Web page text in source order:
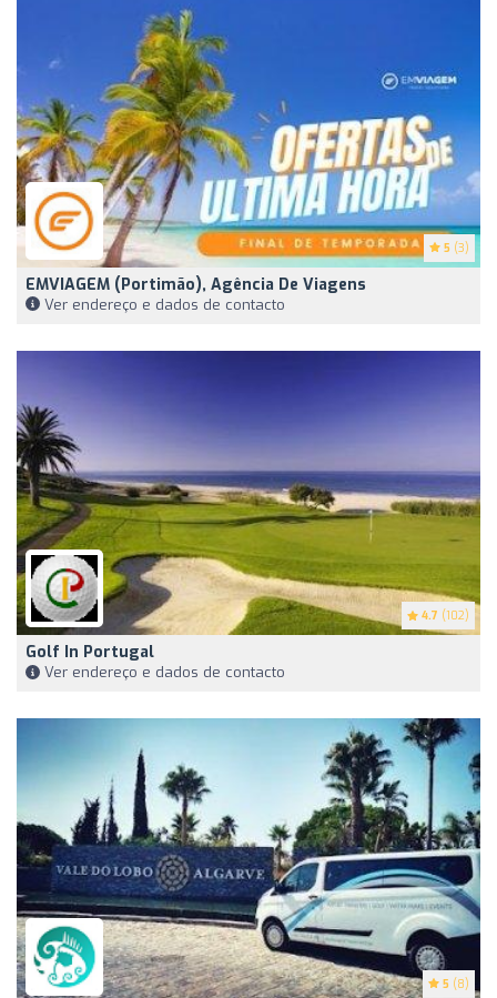
5 (3)
EMVIAGEM (Portimão), Agência De Viagens
Ver endereço e dados de contacto
4.7 (102)
Golf In Portugal
Ver endereço e dados de contacto
5 (8)